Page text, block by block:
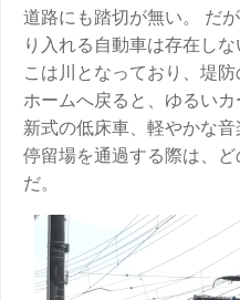
道路にも踏切が無い。 だ
り入れる自動車は存在し
こは川となっており、堤
ホームへ戻ると、ゆるい
新式の低床車、軽やかな
停留場を通過する際は、
だ。